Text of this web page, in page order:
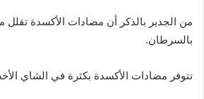
من الجدير بالذكر أن مضادات الأكسدة تقلل
بالسرطان.
تتوفر مضادات الأكسدة بكثرة في الشاي